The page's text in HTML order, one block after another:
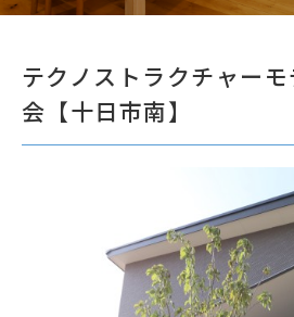
テクノストラクチャー
会【十日市南】